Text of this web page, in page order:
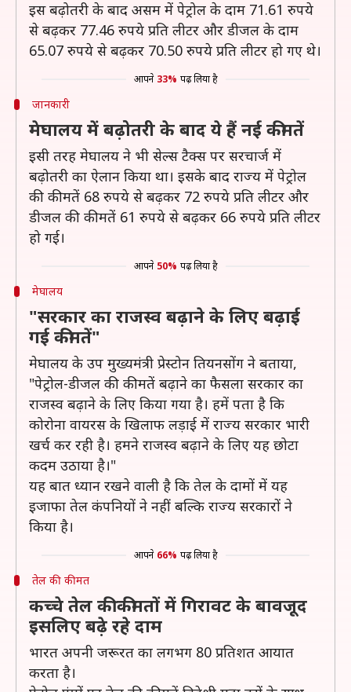
इस बढ़ोतरी के बाद असम में पेट्रोल के दाम 71.61 रुपये
से बढ़कर 77.46 रुपये प्रति लीटर और डीजल के दाम
65.07 रुपये से बढ़कर 70.50 रुपये प्रति लीटर हो गए थे।
आपने 33% पढ़ लिया है
जानकारी
मेघालय में बढ़ोतरी के बाद ये हैं नई कीमतें
इसी तरह मेघालय ने भी सेल्स टैक्स पर सरचार्ज में
बढ़ोतरी का ऐलान किया था। इसके बाद राज्य में पेट्रोल
की कीमतें 68 रुपये से बढ़कर 72 रुपये प्रति लीटर और
डीजल की कीमतें 61 रुपये से बढ़कर 66 रुपये प्रति लीटर
हो गई।
आपने 50% पढ़ लिया है
मेघालय
"सरकार का राजस्व बढ़ाने के लिए बढ़ाई
गई कीमतें"
मेघालय के उप मुख्यमंत्री प्रेस्टोन तियनसोंग ने बताया,
"पेट्रोल-डीजल की कीमतें बढ़ाने का फैसला सरकार का
राजस्व बढ़ाने के लिए किया गया है। हमें पता है कि
कोरोना वायरस के खिलाफ लड़ाई में राज्य सरकार भारी
खर्च कर रही है। हमने राजस्व बढ़ाने के लिए यह छोटा
कदम उठाया है।"
यह बात ध्यान रखने वाली है कि तेल के दामों में यह
इजाफा तेल कंपनियों ने नहीं बल्कि राज्य सरकारों ने
किया है।
आपने 66% पढ़ लिया है
तेल की कीमत
कच्चे तेल की कीमतों में गिरावट के बावजूद
इसलिए बढ़े रहे दाम
भारत अपनी जरूरत का लगभग 80 प्रतिशत आयात
करता है।